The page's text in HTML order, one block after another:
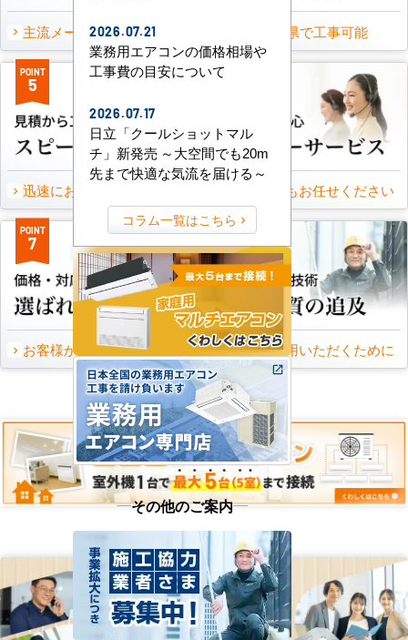
主流メーカーを全取扱可能 47都道府県で工事可能
POINT
5
迅速にお届け出来る理由 万一の時もお任せください
POINT
7
お客様から頂いたご意見
POINT
8
永くご愛用いただくために
2026.07.21
業務用エアコンの価格相場や
工事費の目安について
2026.07.17
日立「クールショットマル
チ」新発売 ～大空間でも20m
先まで快適な気流を届ける～
コラム一覧はこちら
その他のご案内